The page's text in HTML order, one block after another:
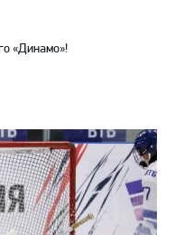
«Динамо»!